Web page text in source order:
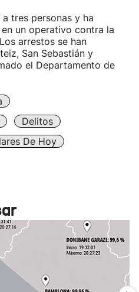
tres personas y ha
un operativo contra la
arrestos se han
San Sebastián y
el Departamento de
Delitos
De Hoy